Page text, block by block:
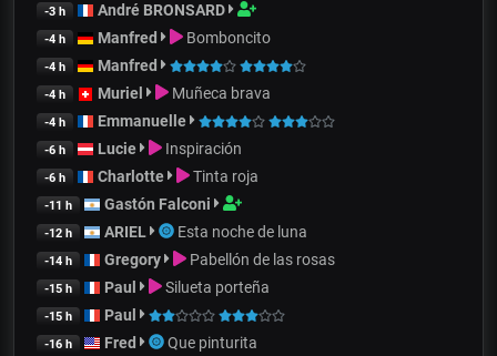
-3 h André BRONSARD
-4 h Manfred Bomboncito
-4 h Manfred
-4 h Muriel Muñeca brava
-4 h Emmanuelle
-6 h Lucie Inspiración
-6 h Charlotte Tinta roja
-11 h Gastón Falconi
-12 h ARIEL Esta noche de luna
-14 h Gregory Pabellón de las rosas
-15 h Paul Silueta porteña
-15 h Paul
-16 h Fred Que pinturita